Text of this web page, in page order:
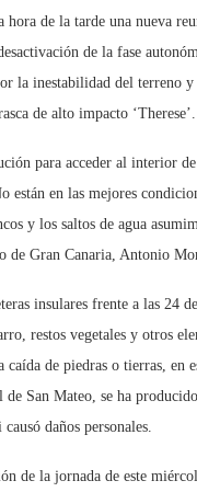
de la tarde una nueva
de la fase
la inestabilidad del terreno y
de alto impacto ‘Therese’.
para acceder al interior
en las mejores
y los saltos de agua
de Gran Canaria, Antonio
insulares frente a las 24
restos vegetales y otros
de piedras o tierras, en
San Mateo, se ha
daños personales.
de la jornada de este